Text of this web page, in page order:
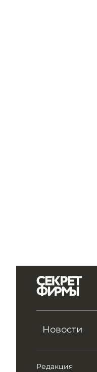
Новости
Редакция